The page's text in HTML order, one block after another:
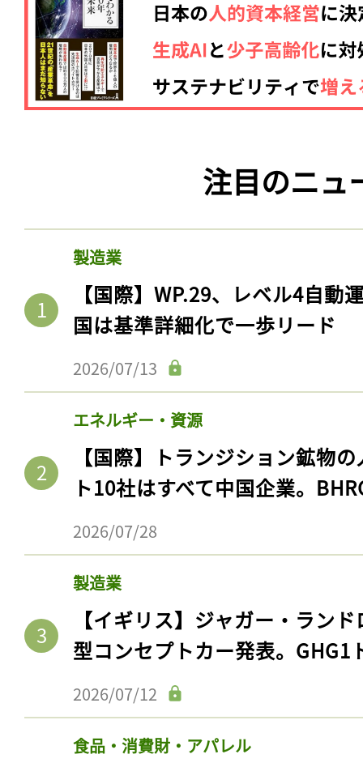
注目のニュ
製造業
【国際】WP.29、レベル4自動
国は基準詳細化で一歩リード
2026/07/13
エネルギー・資源
【国際】トランジション鉱物
ト10社はすべて中国企業。
2026/07/28
製造業
【イギリス】ジャガー・ラン
型コンセプトカー発表。GHG1
2026/07/12
食品・消費財・アパレル